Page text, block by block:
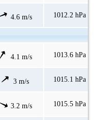
4.6 m/s 1012.2 hPa
4.1 m/s 1013.6 hPa
3 m/s 1015.1 hPa
3.2 m/s 1015.5 hPa